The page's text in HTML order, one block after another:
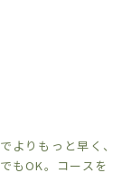
よりもっと早く、
もOK。コースを